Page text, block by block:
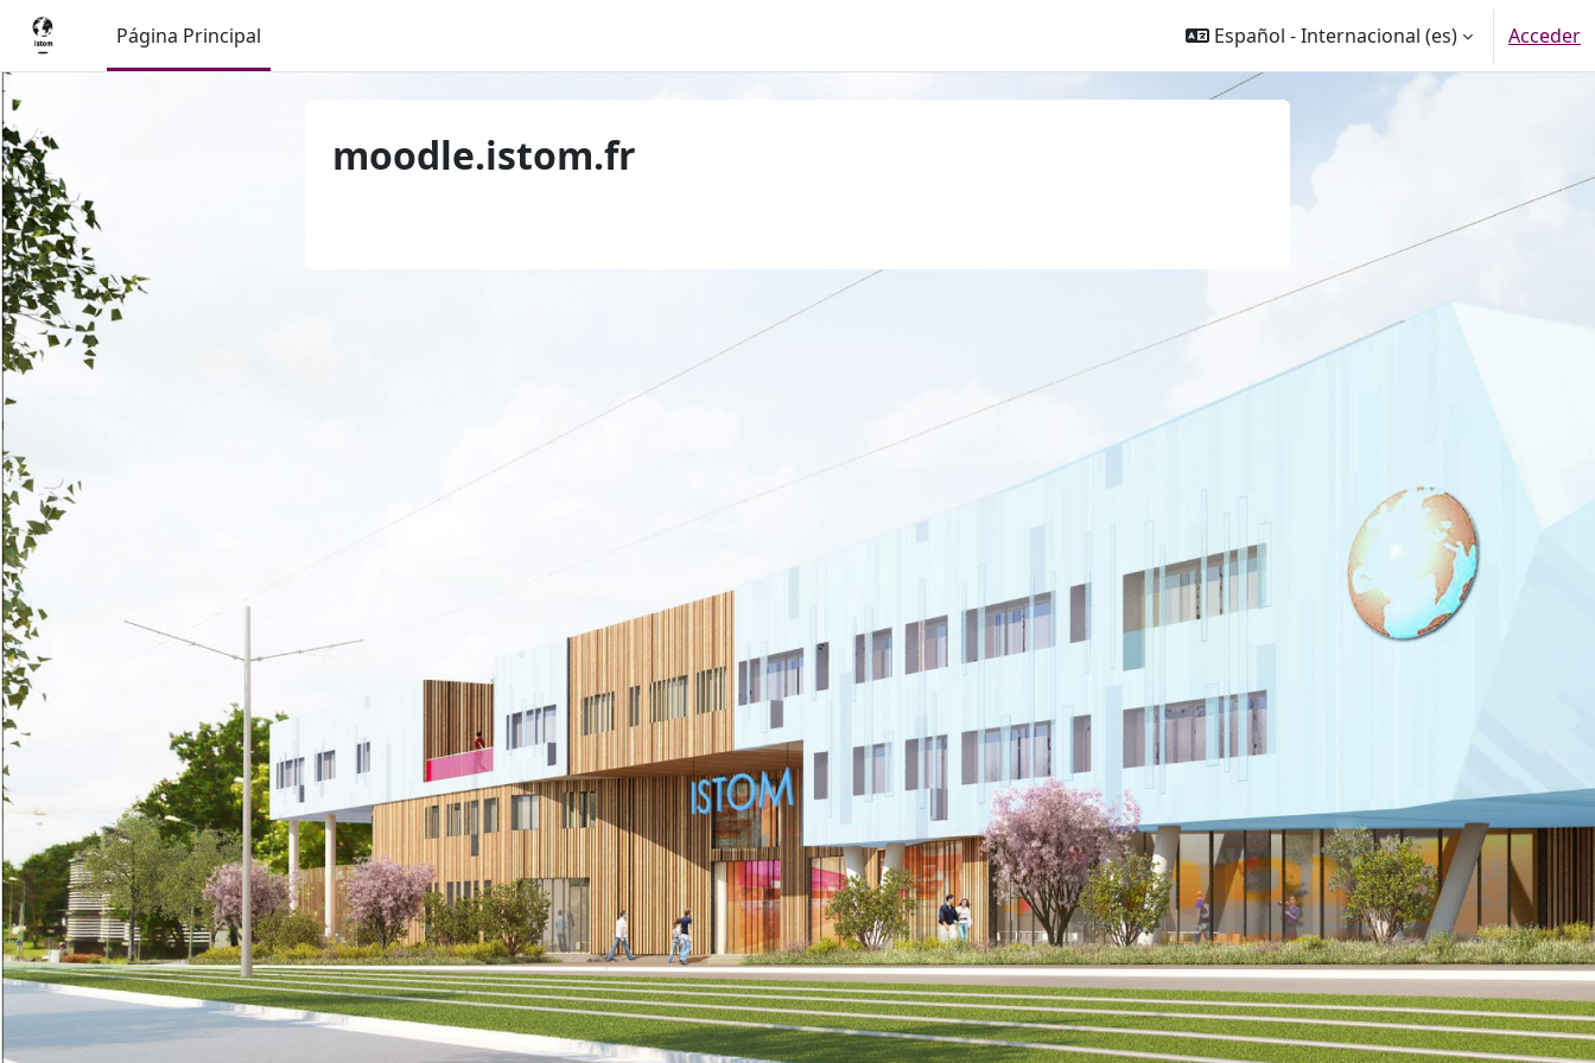
Salta al contenido principal
Página Principal
Español - Internacional ‎(es)‎ Acceder
moodle.istom.fr